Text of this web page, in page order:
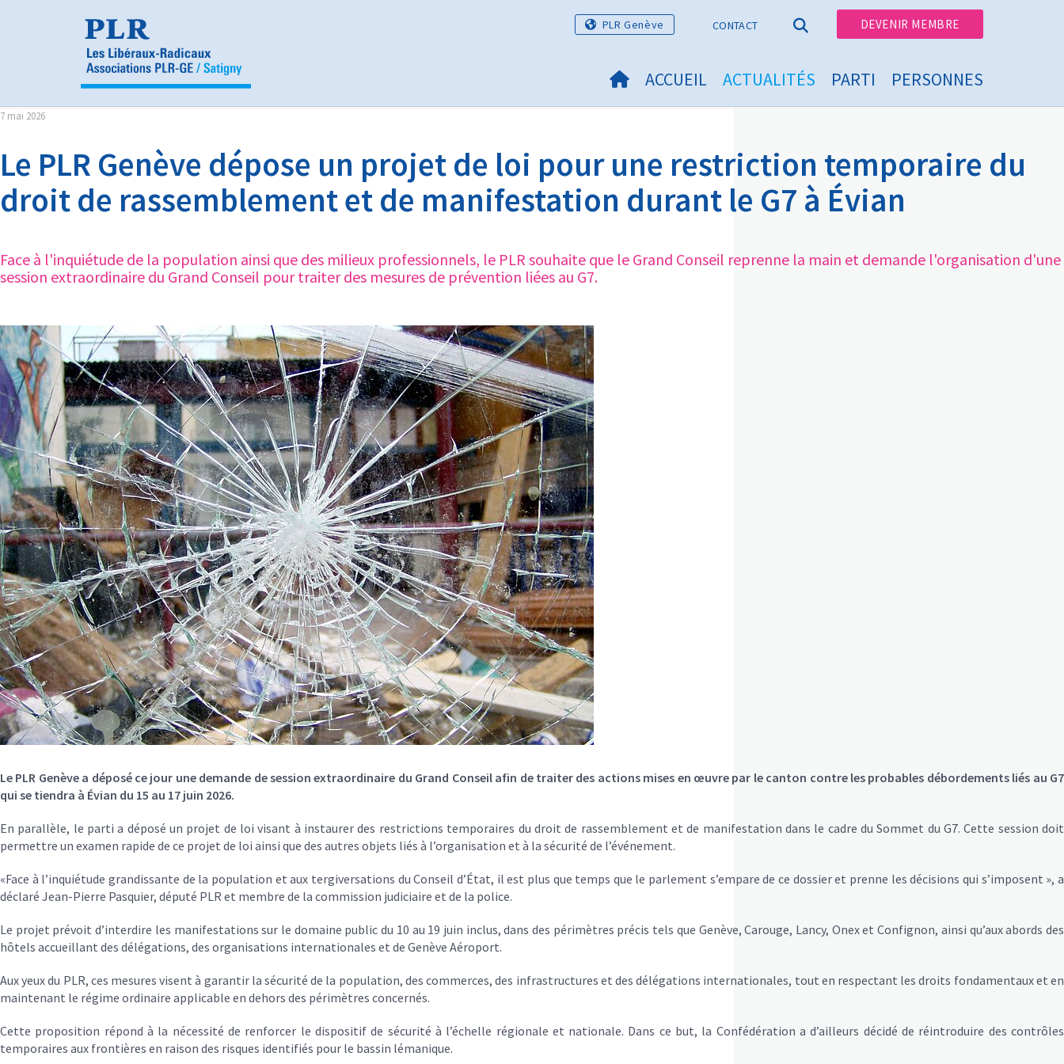
PLR Genève CONTACT DEVENIR MEMBRE
ACCUEIL ACTUALITÉS PARTI PERSONNES
7 mai 2026
Le PLR Genève dépose un projet de loi pour une restriction temporaire du
droit de rassemblement et de manifestation durant le G7 à Évian
Face à l'inquiétude de la population ainsi que des milieux professionnels, le PLR souhaite que le Grand Conseil reprenne la main et demande l'organisation d'une
session extraordinaire du Grand Conseil pour traiter des mesures de prévention liées au G7.
Le PLR Genève a déposé ce jour une demande de session extraordinaire du Grand Conseil afin de traiter des actions mises en œuvre par le canton contre les probables débordements liés au G7
qui se tiendra à Évian du 15 au 17 juin 2026.
En parallèle, le parti a déposé un projet de loi visant à instaurer des restrictions temporaires du droit de rassemblement et de manifestation dans le cadre du Sommet du G7. Cette session doit
permettre un examen rapide de ce projet de loi ainsi que des autres objets liés à l’organisation et à la sécurité de l’événement.
«Face à l’inquiétude grandissante de la population et aux tergiversations du Conseil d’État, il est plus que temps que le parlement s’empare de ce dossier et prenne les décisions qui s’imposent », a
déclaré Jean-Pierre Pasquier, député PLR et membre de la commission judiciaire et de la police.
Le projet prévoit d’interdire les manifestations sur le domaine public du 10 au 19 juin inclus, dans des périmètres précis tels que Genève, Carouge, Lancy, Onex et Confignon, ainsi qu’aux abords des
hôtels accueillant des délégations, des organisations internationales et de Genève Aéroport.
Aux yeux du PLR, ces mesures visent à garantir la sécurité de la population, des commerces, des infrastructures et des délégations internationales, tout en respectant les droits fondamentaux et en
maintenant le régime ordinaire applicable en dehors des périmètres concernés.
Cette proposition répond à la nécessité de renforcer le dispositif de sécurité à l’échelle régionale et nationale. Dans ce but, la Confédération a d’ailleurs décidé de réintroduire des contrôles
temporaires aux frontières en raison des risques identifiés pour le bassin lémanique.